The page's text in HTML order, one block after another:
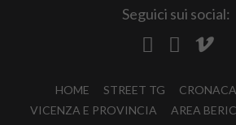
Seguici sui social:
HOME STREET TG CRONACA
VICENZA E PROVINCIA
AREA